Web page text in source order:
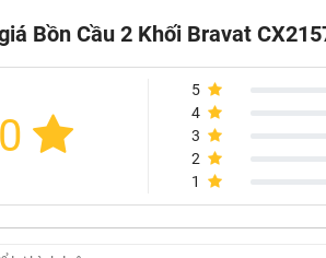
Bồn Cầu 2 Khối Bravat
0
5
4
3
2
1